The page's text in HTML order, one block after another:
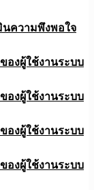
นความพึงพอใจ
องผู้ใช้งานระบบ
องผู้ใช้งานระบบ
องผู้ใช้งานระบบ
องผู้ใช้งานระบบ